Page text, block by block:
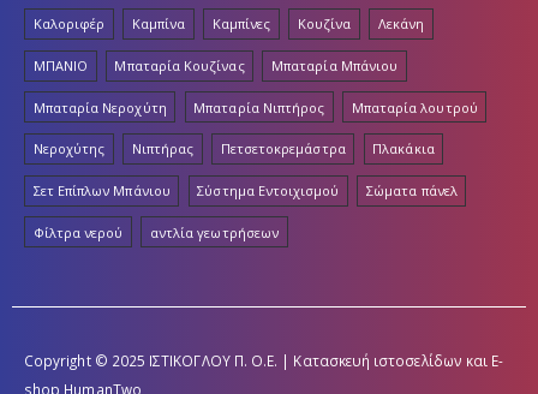
Καλοριφέρ Καμπίνα Καμπίνες Κουζίνα Λεκάνη
ΜΠΑΝΙΟ Μπαταρία Κουζίνας Μπαταρία Μπάνιου
Μπαταρία Νεροχύτη Μπαταρία Νιπτήρος Μπαταρία λουτρού
Νεροχύτης Νιπτήρας Πετσετοκρεμάστρα Πλακάκια
Σετ Επίπλων Μπάνιου Σύστημα Εντοιχισμού Σώματα πάνελ
Φίλτρα νερού αντλία γεωτρήσεων
Copyright © 2025 ΙΣΤΙΚΟΓΛΟΥ Π. Ο.Ε. | Κατασκευή ιστοσελίδων και E-
shop HumanTwo